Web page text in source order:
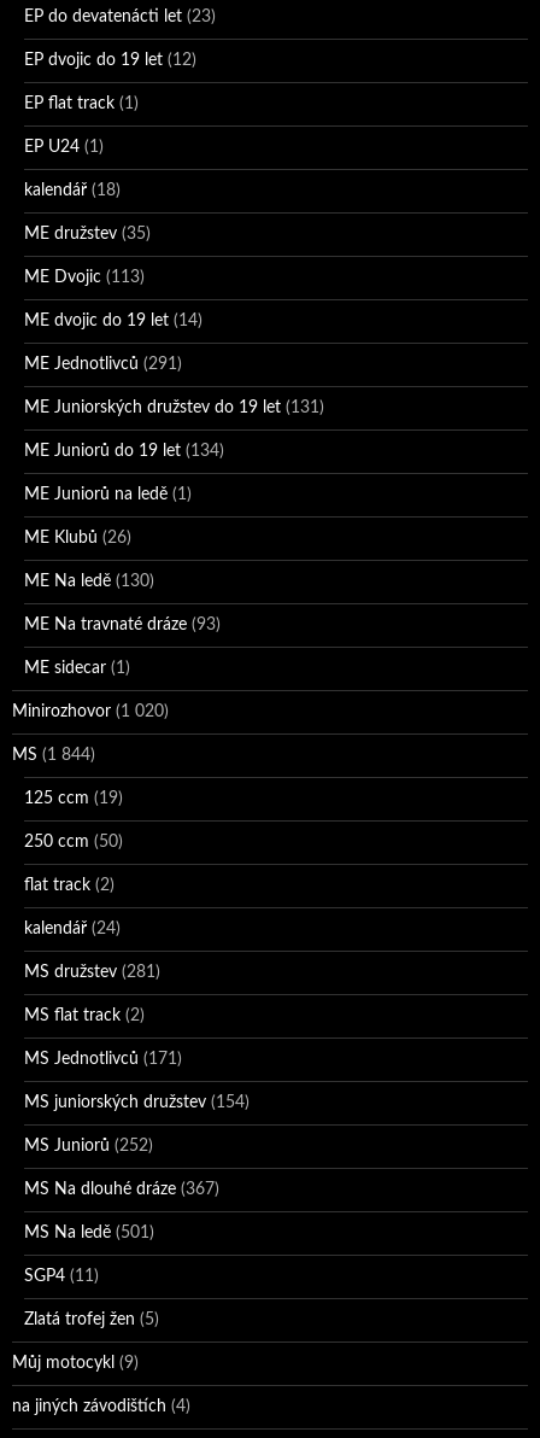
EP do devatenácti let (23)
EP dvojic do 19 let (12)
EP flat track (1)
EP U24 (1)
kalendář (18)
ME družstev (35)
ME Dvojic (113)
ME dvojic do 19 let (14)
ME Jednotlivců (291)
ME Juniorských družstev do 19 let (131)
ME Juniorů do 19 let (134)
ME Juniorů na ledě (1)
ME Klubů (26)
ME Na ledě (130)
ME Na travnaté dráze (93)
ME sidecar (1)
Minirozhovor (1 020)
MS (1 844)
125 ccm (19)
250 ccm (50)
flat track (2)
kalendář (24)
MS družstev (281)
MS flat track (2)
MS Jednotlivců (171)
MS juniorských družstev (154)
MS Juniorů (252)
MS Na dlouhé dráze (367)
MS Na ledě (501)
SGP4 (11)
Zlatá trofej žen (5)
Můj motocykl (9)
na jiných závodištích (4)